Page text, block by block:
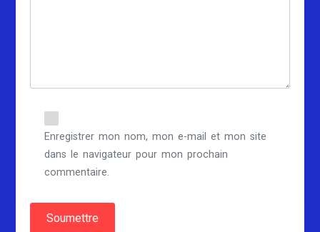
Enregistrer mon nom, mon e-mail et mon site
dans le navigateur pour mon prochain
commentaire.